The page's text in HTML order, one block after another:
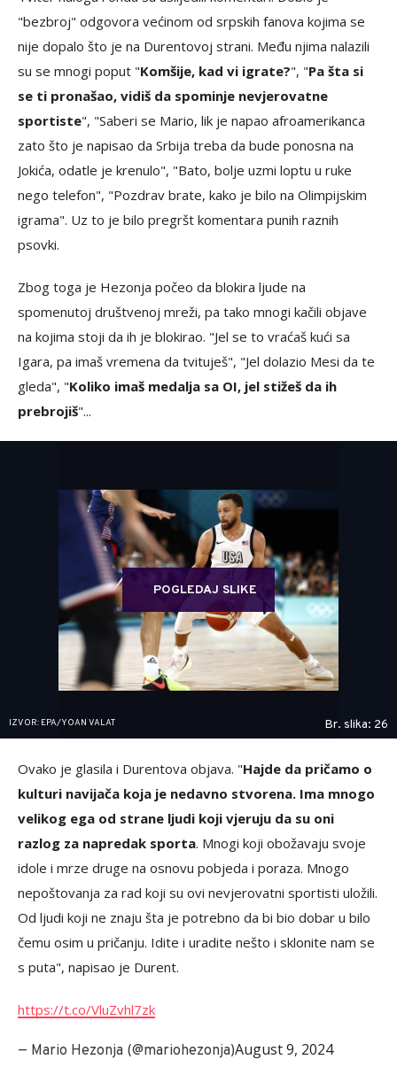
"bezbroj" odgovora većinom od srpskih fanova kojima se
nije dopalo što je na Durentovoj strani. Među njima nalazili
su se mnogi poput "Komšije, kad vi igrate?", "Pa šta si
se ti pronašao, vidiš da spominje nevjerovatne
sportiste", "Saberi se Mario, lik je napao afroamerikanca
zato što je napisao da Srbija treba da bude ponosna na
Jokića, odatle je krenulo", "Bato, bolje uzmi loptu u ruke
nego telefon", "Pozdrav brate, kako je bilo na Olimpijskim
igrama". Uz to je bilo pregršt komentara punih raznih
psovki.
Zbog toga je Hezonja počeo da blokira ljude na
spomenutoj društvenoj mreži, pa tako mnogi kačili objave
na kojima stoji da ih je blokirao. "Jel se to vraćaš kući sa
Igara, pa imaš vremena da tvituješ", "Jel dolazio Mesi da te
gleda", "Koliko imaš medalja sa OI, jel stižeš da ih
prebrojiš"...
POGLEDAJ SLIKE
IZVOR: EPA/YOAN VALAT Br. slika: 26
Ovako je glasila i Durentova objava. "Hajde da pričamo o
kulturi navijača koja je nedavno stvorena. Ima mnogo
velikog ega od strane ljudi koji vjeruju da su oni
razlog za napredak sporta. Mnogi koji obožavaju svoje
idole i mrze druge na osnovu pobjeda i poraza. Mnogo
nepoštovanja za rad koji su ovi nevjerovatni sportisti uložili.
Od ljudi koji ne znaju šta je potrebno da bi bio dobar u bilo
čemu osim u pričanju. Idite i uradite nešto i sklonite nam se
s puta", napisao je Durent.
https://t.co/VluZvhl7zk
— Mario Hezonja (@mariohezonja)August 9, 2024